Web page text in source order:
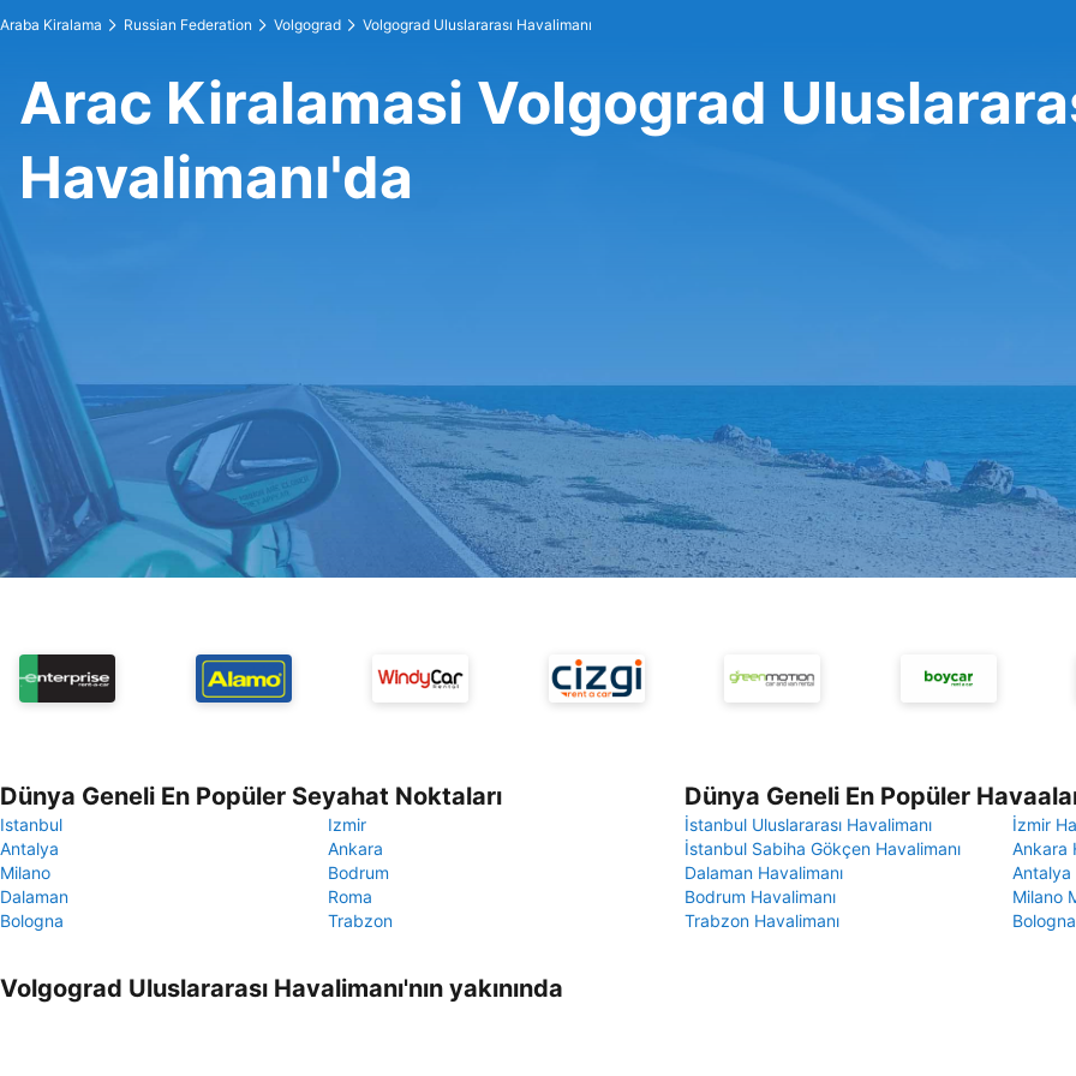
Araba Kiralama Russian Federation Volgograd Volgograd Uluslararası Havalimanı
Arac Kiralamasi Volgograd
Havalimanı'da
Dünya Geneli En Popüler Seyahat Noktaları
Istanbul
Izmir
Antalya
Ankara
Milano
Bodrum
Dalaman
Roma
Bologna
Trabzon
Dünya Geneli En Popüler
İstanbul Uluslararası Havalimanı
İzmir
İstanbul Sabiha Gökçen Havalimanı
Ankara
Dalaman Havalimanı
Antalya
Bodrum Havalimanı
Milano
Trabzon Havalimanı
Volgograd Uluslararası Havalimanı'nın yakınında